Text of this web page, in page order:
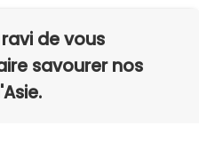
de vous
savourer nos